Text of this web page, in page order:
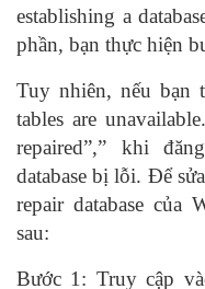
establishing a
phần, bạn thực hiện
Tuy nhiên, nếu bạn
tables are
repaired”,” khi
database bị lỗi. Để
repair database của
sau:
Bước 1: Truy cập